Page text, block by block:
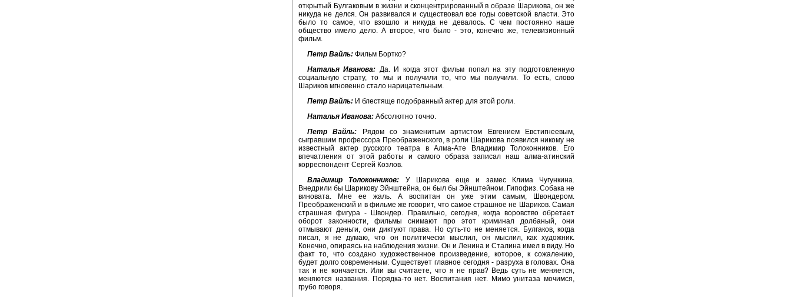
открытый Булгаковым в жизни и сконцентрированный в образе Шарикова, он же
никуда не делся. Он развивался и существовал все годы советской власти. Это
было то самое, что взошло и никуда не девалось. С чем постоянно наше
общество имело дело. А второе, что было - это, конечно же, телевизионный
фильм.
Петр Вайль: Фильм Бортко?
Наталья Иванова: Да. И когда этот фильм попал на эту подготовленную
социальную страту, то мы и получили то, что мы получили. То есть, слово
Шариков мгновенно стало нарицательным.
Петр Вайль: И блестяще подобранный актер для этой роли.
Наталья Иванова: Абсолютно точно.
Петр Вайль: Рядом со знаменитым артистом Евгением Евстигнеевым,
сыгравшим профессора Преображенского, в роли Шарикова появился никому не
известный актер русского театра в Алма-Ате Владимир Толоконников. Его
впечатления от этой работы и самого образа записал наш алма-атинский
корреспондент Сергей Козлов.
Владимир Толоконников: У Шарикова еще и замес Клима Чугункина.
Внедрили бы Шарикову Эйнштейна, он был бы Эйнштейном. Гипофиз. Собака не
виновата. Мне ее жаль. А воспитан он уже этим самым, Швондером.
Преображенский и в фильме же говорит, что самое страшное не Шариков. Самая
страшная фигура - Швондер. Правильно, сегодня, когда воровство обретает
оборот законности, фильмы снимают про этот криминал долбаный, они
отмывают деньги, они диктуют права. Но суть-то не меняется. Булгаков, когда
писал, я не думаю, что он политически мыслил, он мыслил, как художник.
Конечно, опираясь на наблюдения жизни. Он и Ленина и Сталина имел в виду. Но
факт то, что создано художественное произведение, которое, к сожалению,
будет долго современным. Существует главное сегодня - разруха в головах. Она
так и не кончается. Или вы считаете, что я не прав? Ведь суть не меняется,
меняются названия. Порядка-то нет. Воспитания нет. Мимо унитаза мочимся,
грубо говоря.